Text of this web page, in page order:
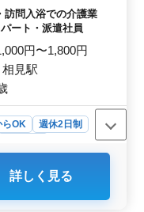
理 ◎トイレへの移動
】 ◎社会保険完備 ◎
環境です◎ 皆様のご
す！
訪問入浴での介護業
ート・派遣社員
円〜1,800円
見駅
らOK
週休2日制
タッフ
域密着型の訪問介
詳しく見る